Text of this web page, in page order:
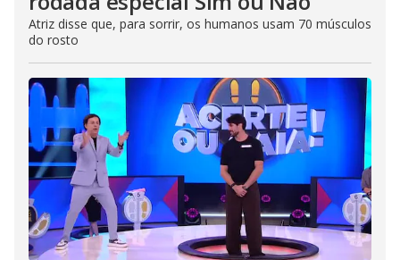
Atriz disse que, para sorrir, os humanos usam 70 músculos
do rosto